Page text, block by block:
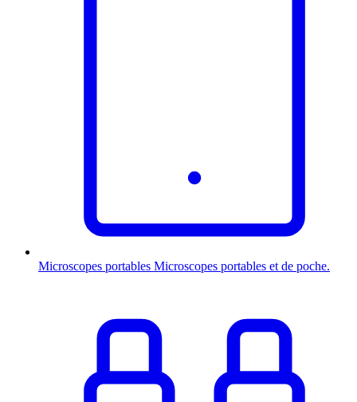
Microscopes portables Microscopes portables et de poche.